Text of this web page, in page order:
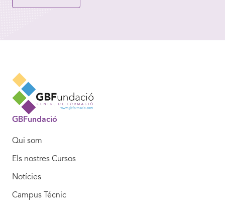
GBFundació
Qui som
Els nostres Cursos
Notícies
Campus Técnic